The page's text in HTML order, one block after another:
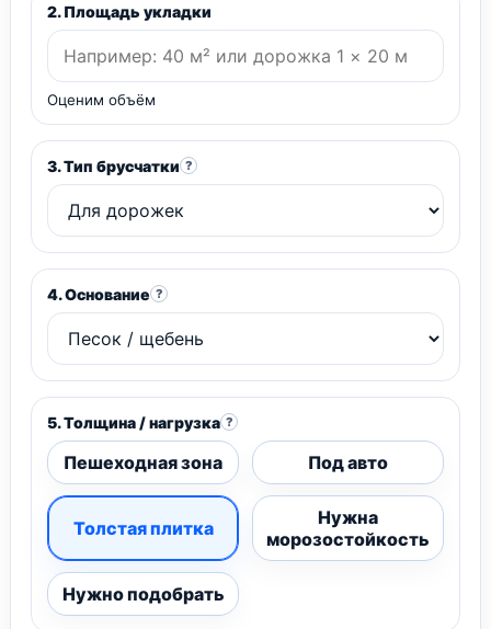
2. Площадь укладки
Оценим объём
3. Тип брусчатки ?
4. Основание ?
5. Толщина / нагрузка ?
Пешеходная зона Под авто
Толстая плитка
Нужна
морозостойкость
Нужно подобрать